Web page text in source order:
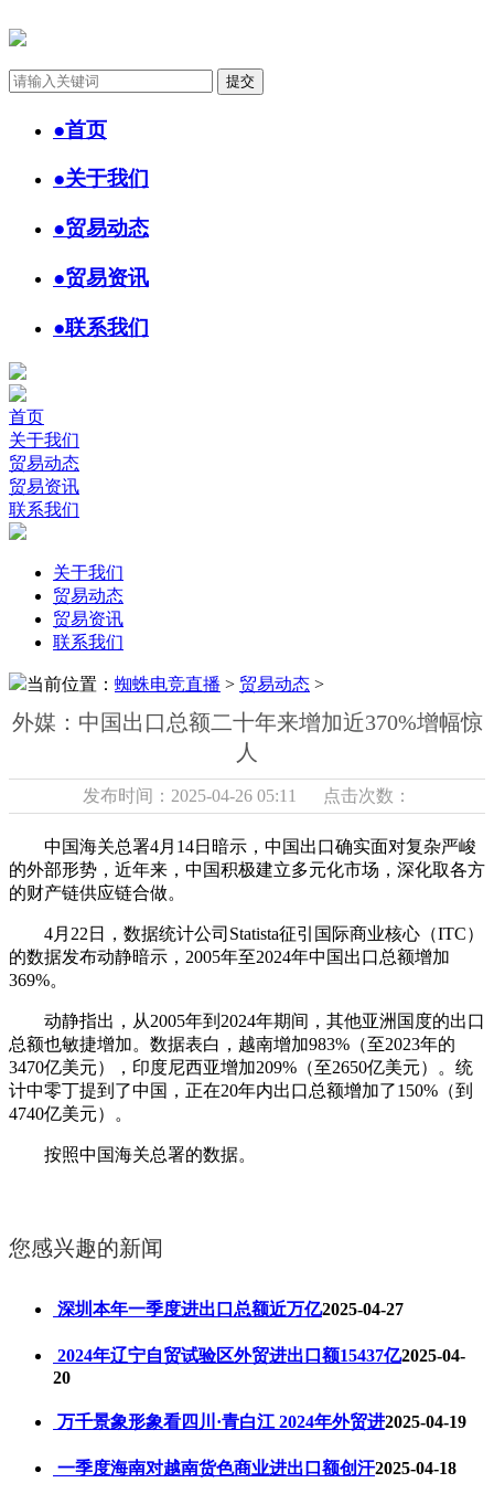
●首页
●关于我们
●贸易动态
●贸易资讯
●联系我们
首页
关于我们
贸易动态
贸易资讯
联系我们
关于我们
贸易动态
贸易资讯
联系我们
当前位置： 蜘蛛电竞直播 > 贸易动态 >
外媒：中国出口总额二十年来增加近370%增幅惊
人
发布时间：2025-04-26 05:11 点击次数：
中国海关总署4月14日暗示，中国出口确实面对复杂严峻
的外部形势，近年来，中国积极建立多元化市场，深化取各方
的财产链供应链合做。
4月22日，数据统计公司Statista征引国际商业核心（ITC）
的数据发布动静暗示，2005年至2024年中国出口总额增加
369%。
动静指出，从2005年到2024年期间，其他亚洲国度的出口
总额也敏捷增加。数据表白，越南增加983%（至2023年的
3470亿美元），印度尼西亚增加209%（至2650亿美元）。统
计中零丁提到了中国，正在20年内出口总额增加了150%（到
4740亿美元）。
按照中国海关总署的数据。
您感兴趣的新闻
深圳本年一季度进出口总额近万亿2025-04-27
2024年辽宁自贸试验区外贸进出口额15437亿2025-04-
20
万千景象形象看四川·青白江 2024年外贸进2025-04-19
一季度海南对越南货色商业进出口额创汗2025-04-18